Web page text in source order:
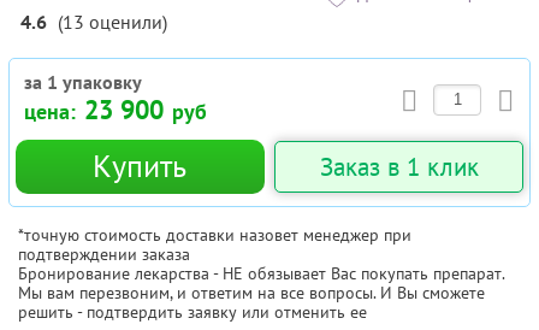
4.6 (13 оценили)
за 1 упаковку
цена: 23 900 руб
Купить Заказ в 1 клик
*точную стоимость доставки назовет менеджер при
подтверждении заказа
Бронирование лекарства - НЕ обязывает Вас покупать препарат.
Мы вам перезвоним, и ответим на все вопросы. И Вы сможете
решить - подтвердить заявку или отменить ее